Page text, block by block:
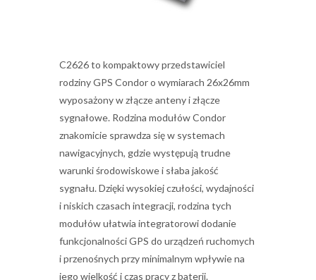
C2626 to kompaktowy przedstawiciel
rodziny GPS Condor o wymiarach 26x26mm
wyposażony w złącze anteny i złącze
sygnałowe. Rodzina modułów Condor
znakomicie sprawdza się w systemach
nawigacyjnych, gdzie występują trudne
warunki środowiskowe i słaba jakość
sygnału. Dzięki wysokiej czułości, wydajności
i niskich czasach integracji, rodzina tych
modułów ułatwia integratorowi dodanie
funkcjonalności GPS do urządzeń ruchomych
i przenośnych przy minimalnym wpływie na
jego wielkość i czas pracy z baterii.